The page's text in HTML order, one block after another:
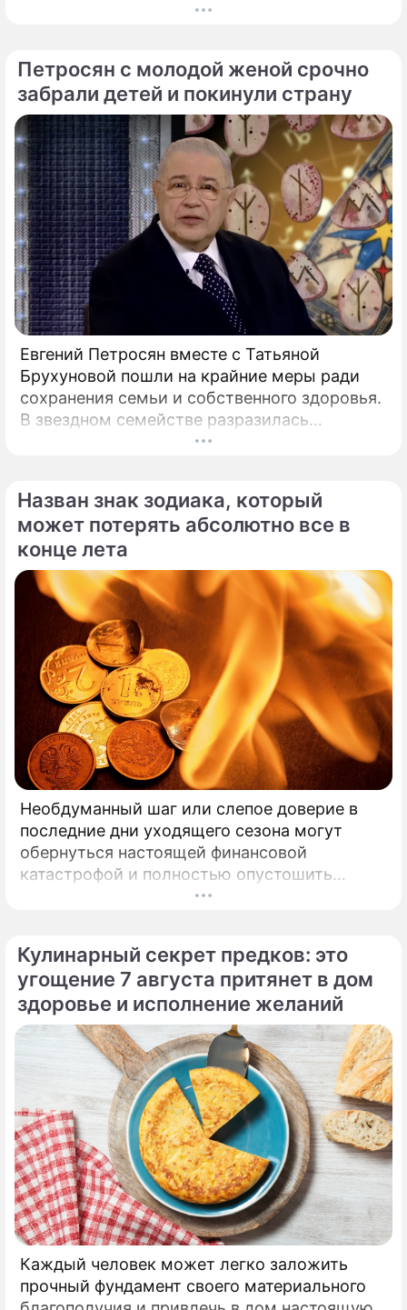
не догадывалось. Привычка дарить ребенку
подростковом возрасте обворачивается
скрытым провалом в учебе.
Петросян с молодой женой срочно
забрали детей и покинули страну
Евгений Петросян вместе с Татьяной
Брухуновой пошли на крайние меры ради
сохранения семьи и собственного здоровья.
В звездном семействе разразилась
настоящая тихая драма, которая вынудила
Назван знак зодиака, который
может потерять абсолютно все в
конце лета
Необдуманный шаг или слепое доверие в
последние дни уходящего сезона могут
обернуться настоящей финансовой
катастрофой и полностью опустошить
кошелек. Известная шаманка и ясновидящая
привык легкомысленно относиться к своим
сбережениям.
Кулинарный секрет предков: это
угощение 7 августа притянет в дом
здоровье и исполнение желаний
Каждый человек может легко заложить
прочный фундамент своего материального